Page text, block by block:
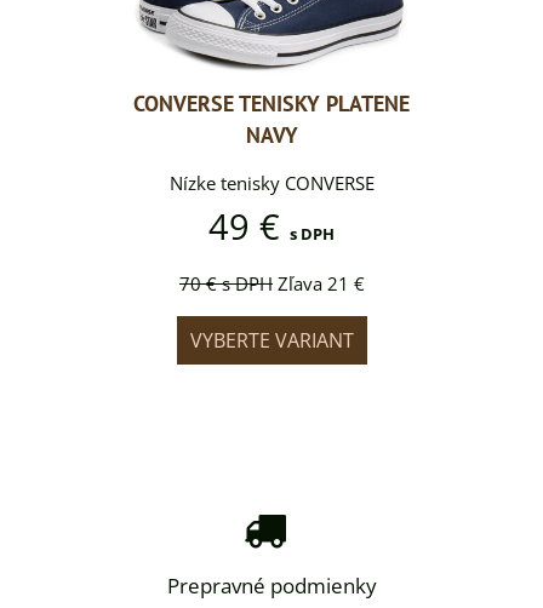
CONVERSE TENISKY PLATENE
NAVY
Nízke tenisky CONVERSE
49 € s DPH
70 €s DPH Zľava 21 €
VYBERTE VARIANT
Prepravné podmienky